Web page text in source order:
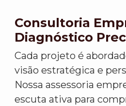
Consultoria
Diagnóstico
Cada projeto é
visão estratégica e
Nossa assessoria
escuta ativa para